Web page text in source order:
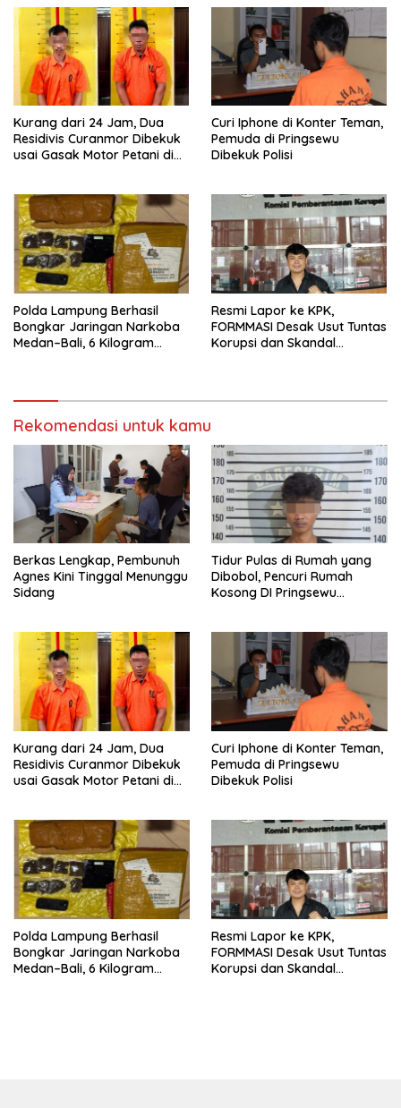
Kurang dari 24 Jam, Dua
Residivis Curanmor Dibekuk
usai Gasak Motor Petani di
Curi Iphone di Konter Teman,
Pemuda di Pringsewu
Dibekuk Polisi
Polda Lampung Berhasil
Bongkar Jaringan Narkoba
Medan–Bali, 6 Kilogram
Resmi Lapor ke KPK,
FORMMASI Desak Usut Tuntas
Korupsi dan Skandal
Rekomendasi untuk kamu
Berkas Lengkap, Pembunuh
Agnes Kini Tinggal Menunggu
Sidang
Tidur Pulas di Rumah yang
Dibobol, Pencuri Rumah
Kosong DI Pringsewu
Kurang dari 24 Jam, Dua
Residivis Curanmor Dibekuk
usai Gasak Motor Petani di
Curi Iphone di Konter Teman,
Pemuda di Pringsewu
Dibekuk Polisi
Polda Lampung Berhasil
Bongkar Jaringan Narkoba
Medan–Bali, 6 Kilogram
Resmi Lapor ke KPK,
FORMMASI Desak Usut Tuntas
Korupsi dan Skandal